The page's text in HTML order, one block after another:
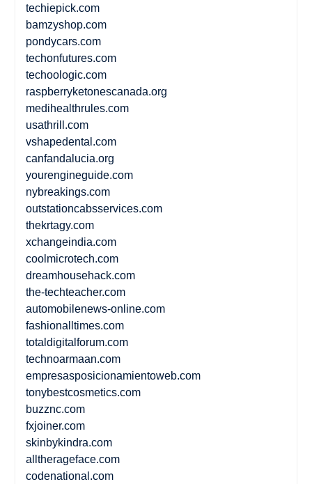
techiepick.com
bamzyshop.com
pondycars.com
techonfutures.com
techoologic.com
raspberryketonescanada.org
medihealthrules.com
usathrill.com
vshapedental.com
canfandalucia.org
yourengineguide.com
nybreakings.com
outstationcabsservices.com
thekrtagy.com
xchangeindia.com
coolmicrotech.com
dreamhousehack.com
the-techteacher.com
automobilenews-online.com
fashionalltimes.com
totaldigitalforum.com
technoarmaan.com
empresasposicionamientoweb.com
tonybestcosmetics.com
buzznc.com
fxjoiner.com
skinbykindra.com
alltherageface.com
codenational.com